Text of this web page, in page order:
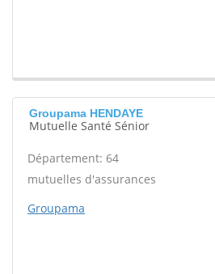
Groupama HENDAYE
Mutuelle Santé Sénior
Département: 64
mutuelles d'assurances
Groupama